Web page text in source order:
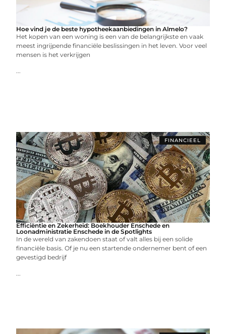
Hoe vind je de beste hypotheekaanbiedingen in Almelo?
Het kopen van een woning is een van de belangrijkste en vaak
meest ingrijpende financiële beslissingen in het leven. Voor veel
mensen is het verkrijgen
...
FINANCIEEL
Efficiëntie en Zekerheid: Boekhouder Enschede en
Loonadministratie Enschede in de Spotlights
In de wereld van zakendoen staat of valt alles bij een solide
financiële basis. Of je nu een startende ondernemer bent of een
gevestigd bedrijf
...